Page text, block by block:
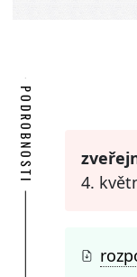
PODROBNOSTI
4.